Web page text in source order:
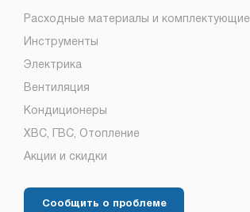
Расходные материалы и комплектующие
Инструменты
Электрика
Вентиляция
Кондиционеры
ХВС, ГВС, Отопление
Акции и скидки
Сообщить о проблеме